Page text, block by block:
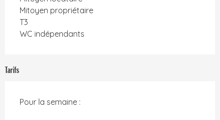
Mitoyen propriétaire
T3
WC indépendants
Tarifs
Pour la semaine :